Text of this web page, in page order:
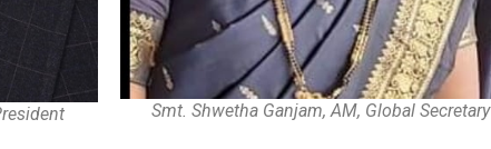
Smt. Shwetha Ganjam, AM, Global Secretary